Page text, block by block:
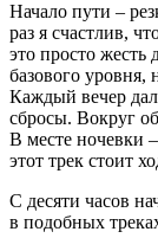
Начало пути –
раз я счастлив,
это просто
базового уровня,
Каждый вечер
сбросы. Вокруг
В месте ночевки
этот трек стоит
С десяти часов
в подобных